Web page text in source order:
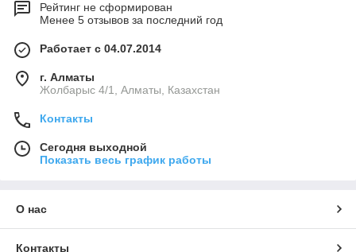
Рейтинг не сформирован
Менее 5 отзывов за последний год
Работает с 04.07.2014
г. Алматы
Жолбарыс 4/1, Алматы, Казахстан
Контакты
Сегодня выходной
Показать весь график работы
О нас
Контакты